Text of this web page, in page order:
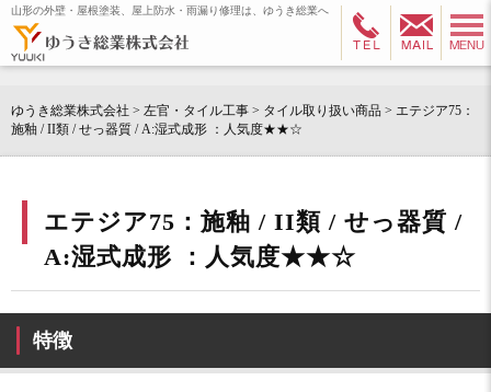
山形の外壁・屋根塗装、屋上防水・雨漏り修理は、ゆうき総業へ
ゆうき総業株式会社 > 左官・タイル工事 > タイル取り扱い商品 > エテジア75：
施釉 / II類 / せっ器質 / A:湿式成形 ：人気度★★☆
エテジア75：施釉 / II類 / せっ器質 /
A:湿式成形 ：人気度★★☆
特徴